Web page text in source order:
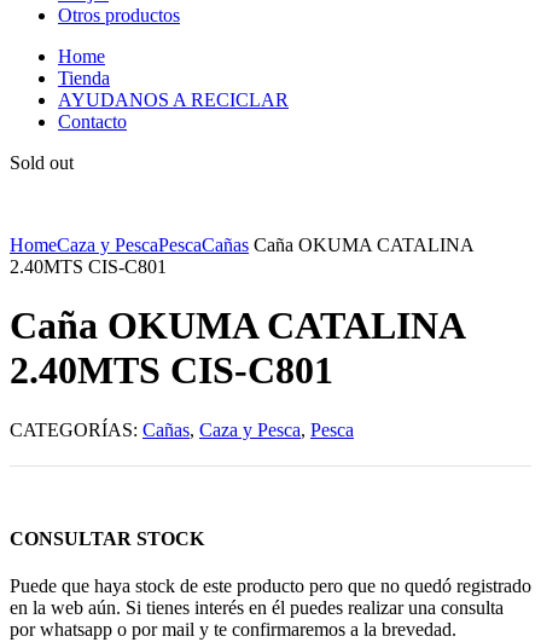
Otros productos
Home
Tienda
AYUDANOS A RECICLAR
Contacto
Sold out
HomeCaza y PescaPescaCañas Caña OKUMA CATALINA
2.40MTS CIS-C801
Caña OKUMA CATALINA
2.40MTS CIS-C801
CATEGORÍAS: Cañas, Caza y Pesca, Pesca
CONSULTAR STOCK
Puede que haya stock de este producto pero que no quedó registrado
en la web aún. Si tienes interés en él puedes realizar una consulta
por whatsapp o por mail y te confirmaremos a la brevedad.